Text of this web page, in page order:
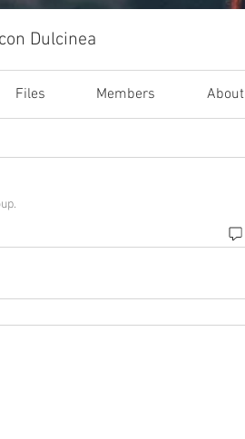
Dulcinea
Files Members About